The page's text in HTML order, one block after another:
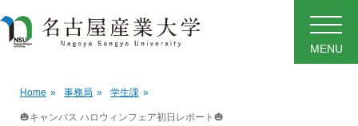
MENU
Home » 事務局 » 学生課 »
🎃キャンパス ハロウィンフェア初日レポート🎃